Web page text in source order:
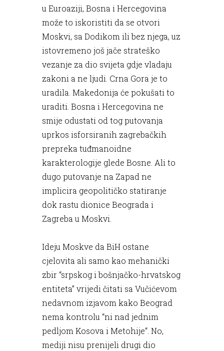
u Euroaziji, Bosna i Hercegovina
može to iskoristiti da se otvori
Moskvi, sa Dodikom ili bez njega, uz
istovremeno još jače strateško
vezanje za dio svijeta gdje vladaju
zakoni a ne ljudi. Crna Gora je to
uradila. Makedonija će pokušati to
uraditi. Bosna i Hercegovina ne
smije odustati od tog putovanja
uprkos isforsiranih zagrebačkih
prepreka tuđmanoidne
karakterologije glede Bosne. Ali to
dugo putovanje na Zapad ne
implicira geopolitičko statiranje
dok rastu dionice Beograda i
Zagreba u Moskvi.
Ideju Moskve da BiH ostane
cjelovita ali samo kao mehanički
zbir “srpskog i bošnjačko-hrvatskog
entiteta” vrijedi čitati sa Vučićevom
nedavnom izjavom kako Beograd
nema kontrolu “ni nad jednim
pedljom Kosova i Metohije“. No,
mediji nisu prenijeli drugi dio